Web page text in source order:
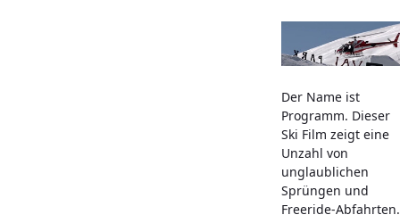
Der Name ist
Programm. Dieser
Ski Film zeigt eine
Unzahl von
unglaublichen
Sprüngen und
Freeride-Abfahrten.